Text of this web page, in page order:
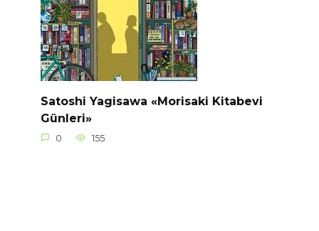
Satoshi Yagisawa «Morisaki Kitabevi
Günleri»
0 155